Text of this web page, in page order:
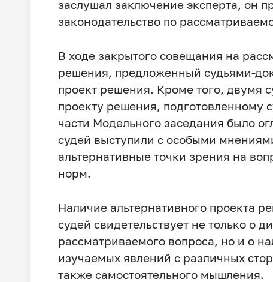
заслушал заключение эксперта, он
законодательство по
В ходе закрытого совещания на
решения, предложенный судьями-
проект решения. Кроме того, двумя
проекту решения,
части Модельного заседания было
судей выступили с особыми
альтернативные точки зрения на
норм.
Наличие альтернативного проекта
судей свидетельствует не только о
рассматриваемого вопроса, но и о
изучаемых явлений с различных
также самостоятельного мышления.